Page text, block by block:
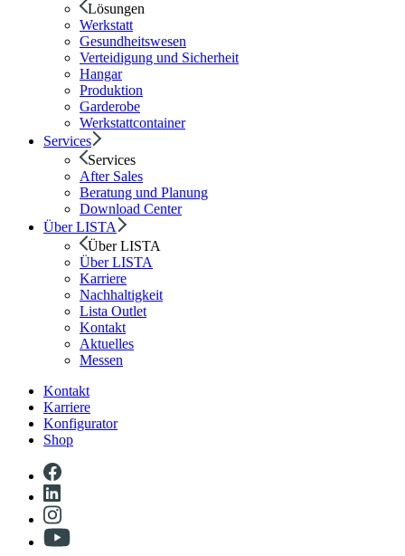
Lösungen
Werkstatt
Gesundheitswesen
Verteidigung und Sicherheit
Hangar
Produktion
Garderobe
Werkstattcontainer
Services
Services
After Sales
Beratung und Planung
Download Center
Über LISTA
Über LISTA
Über LISTA
Karriere
Nachhaltigkeit
Lista Outlet
Kontakt
Aktuelles
Messen
Kontakt
Karriere
Konfigurator
Shop